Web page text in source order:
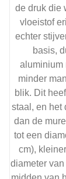
de druk die
vloeistof
echter
basis,
aluminium
minder
blik. Dit
staal, en het
dan de
tot een
cm),
diameter